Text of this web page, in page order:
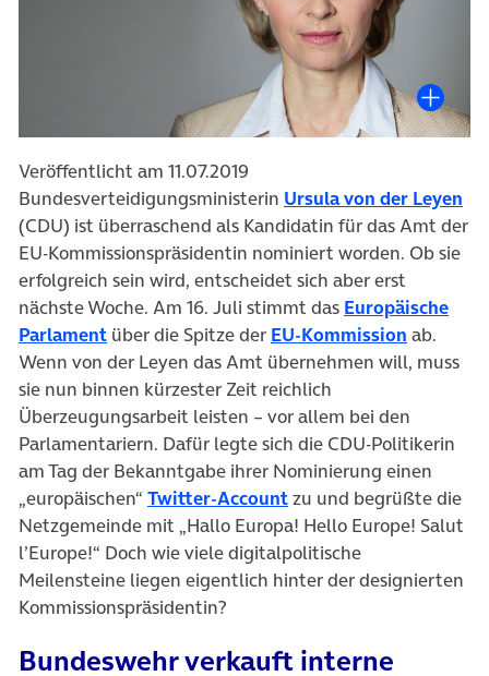
Veröffentlicht am 11.07.2019
Bundesverteidigungsministerin Ursula von der Leyen
(CDU) ist überraschend als Kandidatin für das Amt der
EU-Kommissionspräsidentin nominiert worden. Ob sie
erfolgreich sein wird, entscheidet sich aber erst
nächste Woche. Am 16. Juli stimmt das Europäische
Parlament(öffnet in neuem Tab)
über die Spitze der EU-Kommission (öffnet
ab.
Wenn von der Leyen das Amt übernehmen will, muss
sie nun binnen kürzester Zeit reichlich
Überzeugungsarbeit leisten – vor allem bei den
Parlamentariern. Dafür legte sich die CDU-Politikerin
am Tag der Bekanntgabe ihrer Nominierung einen
„europäischen“ Twitter-Account(öffnet in neuem Tab)
zu und begrüßte die
Netzgemeinde mit „Hallo Europa! Hello Europe! Salut
l’Europe!“ Doch wie viele digitalpolitische
Meilensteine liegen eigentlich hinter der designierten
Kommissionspräsidentin?
Bundeswehr verkauft interne